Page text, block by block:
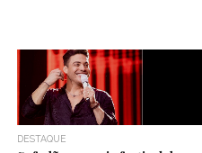
DESTAQUE